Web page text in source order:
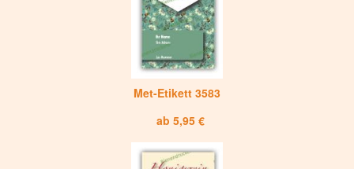
Met-Etikett 3583
ab 5,95 €